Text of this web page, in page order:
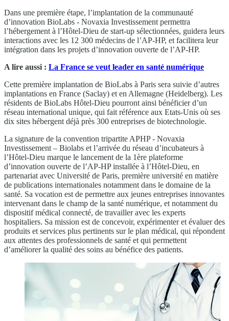
Dans une première étape, l’implantation de la communauté
d’innovation BioLabs - Novaxia Investissement permettra
l’hébergement à l’Hôtel-Dieu de start-up sélectionnées, guidera leurs
interactions avec les 12 300 médecins de l’AP-HP, et facilitera leur
intégration dans les projets d’innovation ouverte de l’AP-HP.
A lire aussi : La France se veut leader en santé numérique
Cette première implantation de BioLabs à Paris sera suivie d’autres
implantations en France (Saclay) et en Allemagne (Heidelberg). Les
résidents de BioLabs Hôtel-Dieu pourront ainsi bénéficier d’un
réseau international unique, qui fait référence aux Etats-Unis où ses
dix sites hébergent déjà près 300 entreprises de biotechnologie.
La signature de la convention tripartite APHP - Novaxia
Investissement – Biolabs et l’arrivée du réseau d’incubateurs à
l’Hôtel-Dieu marque le lancement de la 1ère plateforme
d’innovation ouverte de l’AP-HP installée à l’Hôtel-Dieu, en
partenariat avec Université de Paris, première université en matière
de publications internationales notamment dans le domaine de la
santé. Sa vocation est de permettre aux jeunes entreprises innovantes
intervenant dans le champ de la santé numérique, et notamment du
dispositif médical connecté, de travailler avec les experts
hospitaliers. Sa mission est de concevoir, expérimenter et évaluer des
produits et services plus pertinents sur le plan médical, qui répondent
aux attentes des professionnels de santé et qui permettent
d’améliorer la qualité des soins au bénéfice des patients.